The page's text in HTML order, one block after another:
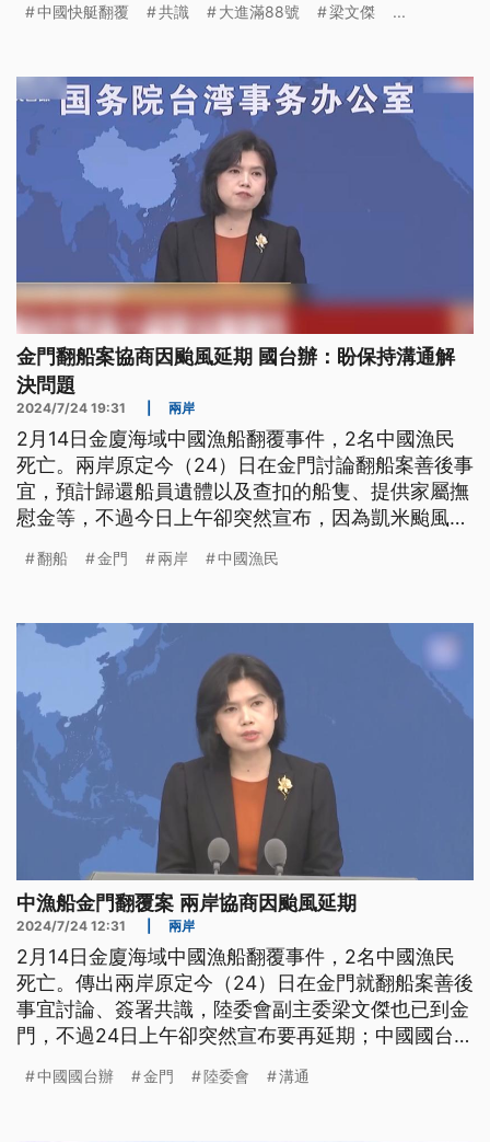
情再次致歉。陸委會副主委梁文傑表示，這段時間努
中國快艇翻覆 共識 大進滿88號 梁文傑 ...
金門翻船案協商因颱風延期 國台辦：盼保持溝通解
決問題
2024/7/24 19:31 兩岸
2月14日金廈海域中國漁船翻覆事件，2名中國漁民
死亡。兩岸原定今（24）日在金門討論翻船案善後事
宜，預計歸還船員遺體以及查扣的船隻、提供家屬撫
慰金等，不過今日上午卻突然宣布，因為凱米颱風影
翻船 金門 兩岸 中國漁民
中漁船金門翻覆案 兩岸協商因颱風延期
2024/7/24 12:31 兩岸
2月14日金廈海域中國漁船翻覆事件，2名中國漁民
死亡。傳出兩岸原定今（24）日在金門就翻船案善後
事宜討論、簽署共識，陸委會副主委梁文傑也已到金
門，不過24日上午卻突然宣布要再延期；中國國台辦
中國國台辦 金門 陸委會 溝通